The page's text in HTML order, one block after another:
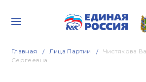
Главная Лица Партии
Чистякова
Сергеевна